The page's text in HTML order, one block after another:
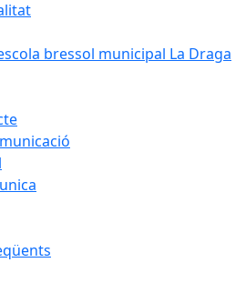
bressol municipal La Draga